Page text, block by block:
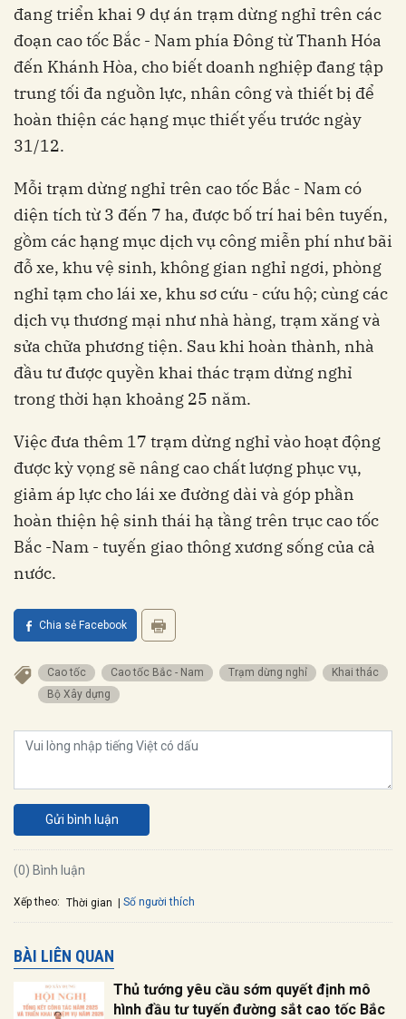
đang triển khai 9 dự án trạm dừng nghỉ trên các
đoạn cao tốc Bắc - Nam phía Đông từ Thanh Hóa
đến Khánh Hòa, cho biết doanh nghiệp đang tập
trung tối đa nguồn lực, nhân công và thiết bị để
hoàn thiện các hạng mục thiết yếu trước ngày
31/12.
Mỗi trạm dừng nghỉ trên cao tốc Bắc - Nam có
diện tích từ 3 đến 7 ha, được bố trí hai bên tuyến,
gồm các hạng mục dịch vụ công miễn phí như bãi
đỗ xe, khu vệ sinh, không gian nghỉ ngơi, phòng
nghỉ tạm cho lái xe, khu sơ cứu - cứu hộ; cùng các
dịch vụ thương mại như nhà hàng, trạm xăng và
sửa chữa phương tiện. Sau khi hoàn thành, nhà
đầu tư được quyền khai thác trạm dừng nghỉ
trong thời hạn khoảng 25 năm.
Việc đưa thêm 17 trạm dừng nghỉ vào hoạt động
được kỳ vọng sẽ nâng cao chất lượng phục vụ,
giảm áp lực cho lái xe đường dài và góp phần
hoàn thiện hệ sinh thái hạ tầng trên trục cao tốc
Bắc -Nam - tuyến giao thông xương sống của cả
nước.
Chia sẻ Facebook
Cao tốc Cao tốc Bắc - Nam Trạm dừng nghỉ
Khai thác
Bộ Xây dựng
Gửi bình luận
(0) Bình luận
Xếp theo: Thời gian Số người thích
BÀI LIÊN QUAN
Thủ tướng yêu cầu sớm quyết định mô
hình đầu tư tuyến đường sắt cao tốc Bắc